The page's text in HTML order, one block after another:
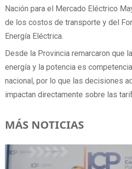
Nación para el Mercado Eléctrico
de los costos de transporte y del
Energía Eléctrica.
Desde la Provincia remarcaron que
energía y la potencia es
nacional, por lo que las decisiones
impactan directamente sobre las
MÁS NOTICIAS